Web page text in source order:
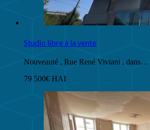
Studio libre à la vente
Nouveauté , Rue René Viviani , dans…
79 500€ HAI